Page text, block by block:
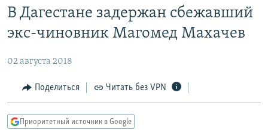
доступа
основному
Вернутся
главной
навигации
ПОДКАСТЫ
ЦИТАТЫ СВОБОДЫ
МНЕНИЯ
IDEL.РЕАЛИИ
В Дагестане задержан сбежавший
экс-чиновник Магомед Махачев
02 августа 2018
Поделиться Читать без VPN
Приоритетный источник в Google